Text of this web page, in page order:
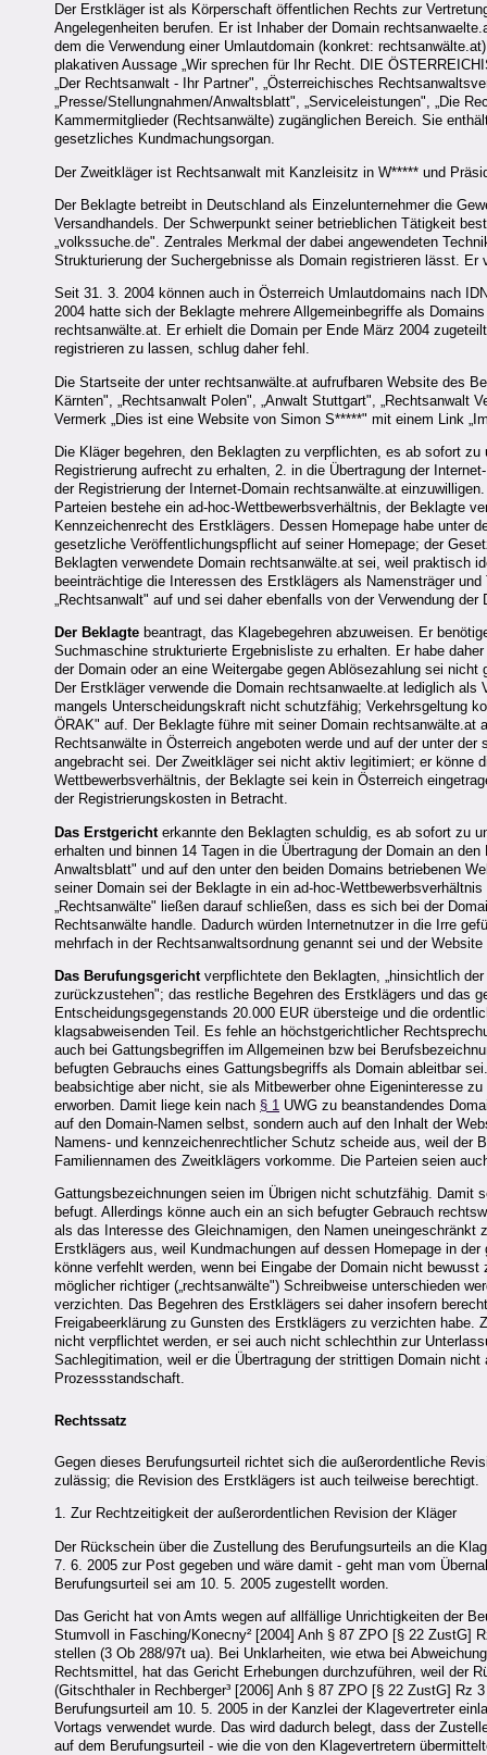
Der Erstkläger ist als Körperschaft öffentlichen Rechts zur
Angelegenheiten berufen. Er ist Inhaber der Domain
dem die Verwendung einer Umlautdomain (konkret:
plakativen Aussage „Wir sprechen für Ihr Recht. DIE
„Der Rechtsanwalt - Ihr Partner", „Österreichisches
„Presse/Stellungnahmen/Anwaltsblatt", „Serviceleistungen", „Die
Kammermitglieder (Rechtsanwälte) zugänglichen Bereich. Sie
gesetzliches Kundmachungsorgan.
Der Zweitkläger ist Rechtsanwalt mit Kanzleisitz in W***** und
Der Beklagte betreibt in Deutschland als Einzelunternehmer die
Versandhandels. Der Schwerpunkt seiner betrieblichen Tätigkeit
„volkssuche.de". Zentrales Merkmal der dabei angewendeten
Strukturierung der Suchergebnisse als Domain registrieren lässt.
Seit 31. 3. 2004 können auch in Österreich Umlautdomains nach
2004 hatte sich der Beklagte mehrere Allgemeinbegriffe als
rechtsanwälte.at. Er erhielt die Domain per Ende März 2004
registrieren zu lassen, schlug daher fehl.
Die Startseite der unter rechtsanwälte.at aufrufbaren Website des
Kärnten", „Rechtsanwalt Polen", „Anwalt Stuttgart", „Rechtsanwalt
Vermerk „Dies ist eine Website von Simon S*****" mit einem Link
Die Kläger begehren, den Beklagten zu verpflichten, es ab sofort
Registrierung aufrecht zu erhalten, 2. in die Übertragung der
der Registrierung der Internet-Domain rechtsanwälte.at
Parteien bestehe ein ad-hoc-Wettbewerbsverhältnis, der Beklagte
Kennzeichenrecht des Erstklägers. Dessen Homepage habe unter
gesetzliche Veröffentlichungspflicht auf seiner Homepage; der
Beklagten verwendete Domain rechtsanwälte.at sei, weil praktisch
beeinträchtige die Interessen des Erstklägers als Namensträger
„Rechtsanwalt" auf und sei daher ebenfalls von der Verwendung
Der Beklagte beantragt, das Klagebegehren abzuweisen. Er
Suchmaschine strukturierte Ergebnisliste zu erhalten. Er habe
der Domain oder an eine Weitergabe gegen Ablösezahlung sei
Der Erstkläger verwende die Domain rechtsanwaelte.at lediglich
mangels Unterscheidungskraft nicht schutzfähig; Verkehrsgeltung
ÖRAK" auf. Der Beklagte führe mit seiner Domain
Rechtsanwälte in Österreich angeboten werde und auf der unter
angebracht sei. Der Zweitkläger sei nicht aktiv legitimiert; er könne
Wettbewerbsverhältnis, der Beklagte sei kein in Österreich
der Registrierungskosten in Betracht.
Das Erstgericht erkannte den Beklagten schuldig, es ab sofort zu
erhalten und binnen 14 Tagen in die Übertragung der Domain an
Anwaltsblatt" und auf den unter den beiden Domains betriebenen
seiner Domain sei der Beklagte in ein ad-hoc-
„Rechtsanwälte" ließen darauf schließen, dass es sich bei der
Rechtsanwälte handle. Dadurch würden Internetnutzer in die Irre
mehrfach in der Rechtsanwaltsordnung genannt sei und der
Das Berufungsgerichtverpflichtete den Beklagten, „hinsichtlich
zurückzustehen"; das restliche Begehren des Erstklägers und das
Entscheidungsgegenstands 20.000 EUR übersteige und die
klagsabweisenden Teil. Es fehle an höchstgerichtlicher
auch bei Gattungsbegriffen im Allgemeinen bzw bei
befugten Gebrauchs eines Gattungsbegriffs als Domain ableitbar
beabsichtige aber nicht, sie als Mitbewerber ohne Eigeninteresse
erworben. Damit liege kein nach § 1 UWG zu beanstandendes
auf den Domain-Namen selbst, sondern auch auf den Inhalt der
Namens- und kennzeichenrechtlicher Schutz scheide aus, weil der
Familiennamen des Zweitklägers vorkomme. Die Parteien seien
Gattungsbezeichnungen seien im Übrigen nicht schutzfähig. Damit
befugt. Allerdings könne auch ein an sich befugter Gebrauch
als das Interesse des Gleichnamigen, den Namen
Erstklägers aus, weil Kundmachungen auf dessen Homepage in
könne verfehlt werden, wenn bei Eingabe der Domain nicht
möglicher richtiger („rechtsanwälte") Schreibweise unterschieden
verzichten. Das Begehren des Erstklägers sei daher insofern
Freigabeerklärung zu Gunsten des Erstklägers zu verzichten habe.
nicht verpflichtet werden, er sei auch nicht schlechthin zur
Sachlegitimation, weil er die Übertragung der strittigen Domain
Prozessstandschaft.
Rechtssatz
Gegen dieses Berufungsurteil richtet sich die außerordentliche
zulässig; die Revision des Erstklägers ist auch teilweise berechtigt.
1. Zur Rechtzeitigkeit der außerordentlichen Revision der Kläger
Der Rückschein über die Zustellung des Berufungsurteils an die
7. 6. 2005 zur Post gegeben und wäre damit - geht man vom
Berufungsurteil sei am 10. 5. 2005 zugestellt worden.
Das Gericht hat von Amts wegen auf allfällige Unrichtigkeiten der
Stumvoll in Fasching/Konecny² [2004] Anh § 87 ZPO [§ 22 ZustG]
stellen (3 Ob 288/97t ua). Bei Unklarheiten, wie etwa bei
Rechtsmittel, hat das Gericht Erhebungen durchzuführen, weil der
(Gitschthaler in Rechberger³ [2006] Anh § 87 ZPO [§ 22 ZustG] Rz
Berufungsurteil am 10. 5. 2005 in der Kanzlei der Klagevertreter
Vortags verwendet wurde. Das wird dadurch belegt, dass der
auf dem Berufungsurteil - wie die von den Klagevertretern